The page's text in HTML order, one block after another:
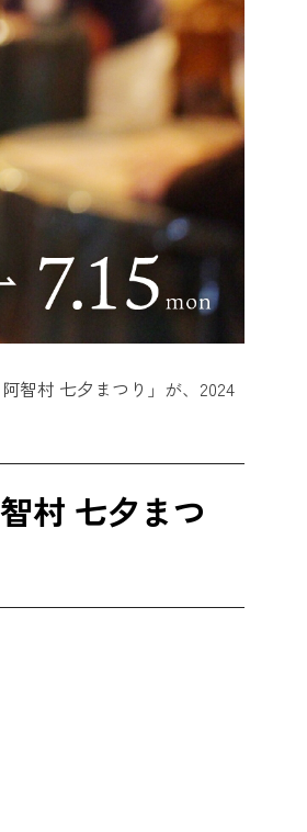
智村 七夕まつり」が、2024
村 七夕まつ